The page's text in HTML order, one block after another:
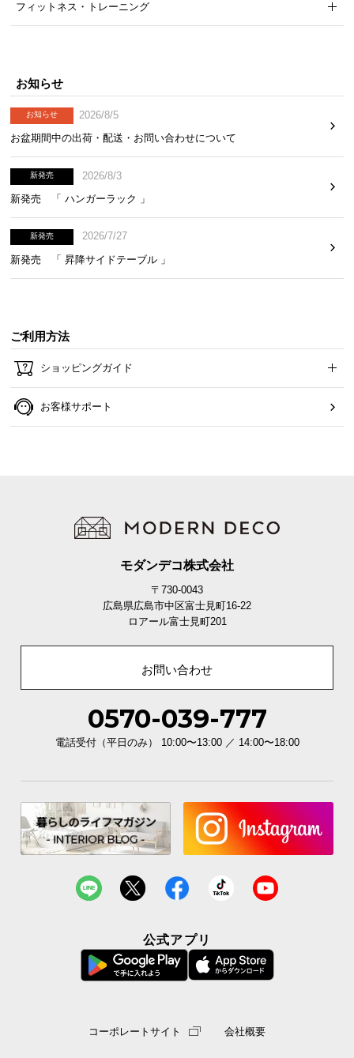
フィットネス・トレーニング
お知らせ
お知らせ
2026/8/5
お盆期間中の出荷・配送・お問い合わせについて
新発売
2026/8/3
新発売 「 ハンガーラック 」
新発売
2026/7/27
新発売 「 昇降サイドテーブル 」
ご利用方法
ショッピングガイド
お客様サポート
モダンデコ株式会社
〒730-0043
広島県広島市中区富士見町16-22
ロアール富士見町201
お問い合わせ
0570-039-777
電話受付（平日のみ） 10:00〜13:00 ／ 14:00〜18:00
公式アプリ
コーポレートサイト 会社概要